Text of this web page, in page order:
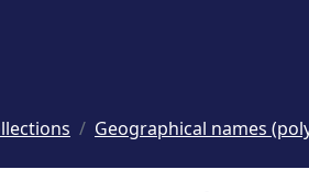
Geographical names